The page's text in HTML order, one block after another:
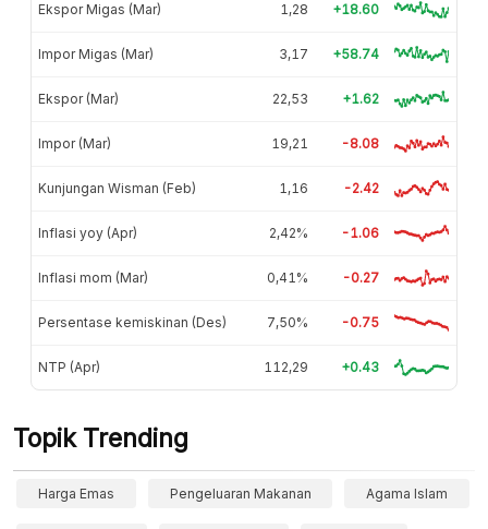
Ekspor Migas (Mar) 1,28 +18.60
Impor Migas (Mar) 3,17 +58.74
Ekspor (Mar) 22,53 +1.62
Impor (Mar) 19,21 -8.08
Kunjungan Wisman (Feb) 1,16 -2.42
Inflasi yoy (Apr) 2,42% -1.06
Inflasi mom (Mar) 0,41% -0.27
Persentase kemiskinan (Des) 7,50% -0.75
NTP (Apr) 112,29 +0.43
Topik Trending
Harga Emas Pengeluaran Makanan Agama Islam